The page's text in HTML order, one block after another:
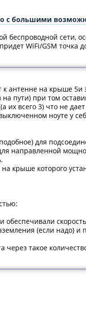
с большими
беспроводной сети,
WiFi/GSM точка
антенне на крыше
пути) при том
всего 3) что не
ноуте у
для
для направленной
крыше которого
(если надо) и
такое